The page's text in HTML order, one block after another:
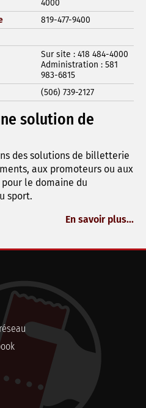
4000
819-477-9400
Sur site : 418 484-4000
Administration : 581
983-6815
(506) 739-2127
solution de
des solutions de billetterie
aux promoteurs ou aux
le domaine du
sport.
En savoir plus...